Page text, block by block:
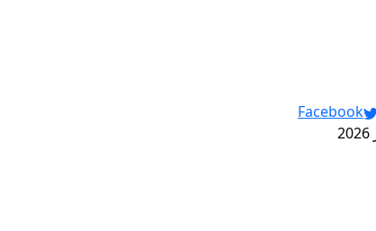
Facebook